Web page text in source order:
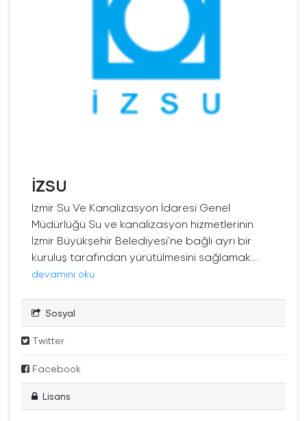
İZSU
İzmir Su Ve Kanalizasyon İdaresi Genel
Müdürlüğü Su ve kanalizasyon hizmetlerinin
İzmir Büyükşehir Belediyesi’ne bağlı ayrı bir
kuruluş tarafından yürütülmesini sağlamak...
devamını oku
Sosyal
Twitter
Facebook
Lisans